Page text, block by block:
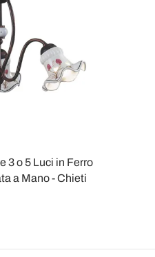
3 o 5 Luci in Ferro
a Mano - Chieti